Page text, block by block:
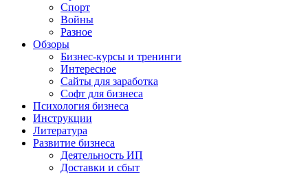
Спорт
Войны
Разное
Обзоры
Бизнес-курсы и тренинги
Интересное
Сайты для заработка
Софт для бизнеса
Психология бизнеса
Инструкции
Литература
Развитие бизнеса
Деятельность ИП
Доставки и сбыт